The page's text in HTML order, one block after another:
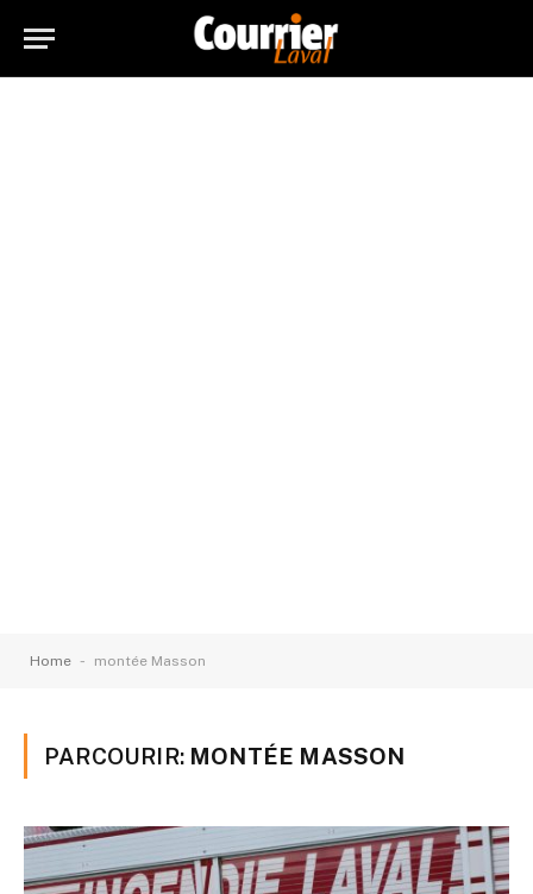
Home - montée Masson
PARCOURIR: MONTÉE MASSON